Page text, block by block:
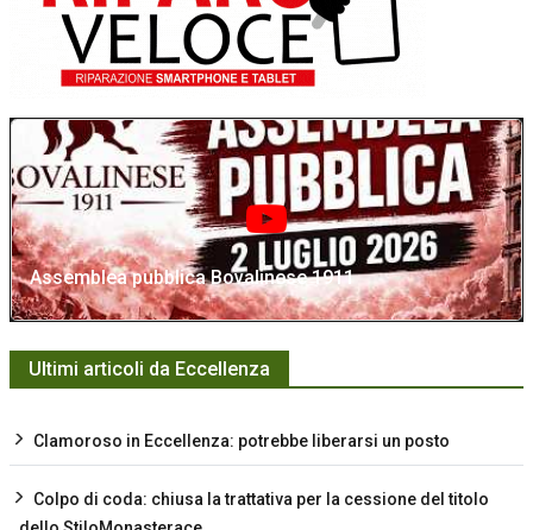
Assemblea pubblica Bovalinese 1911
Ultimi articoli da Eccellenza
Clamoroso in Eccellenza: potrebbe liberarsi un posto
Colpo di coda: chiusa la trattativa per la cessione del titolo